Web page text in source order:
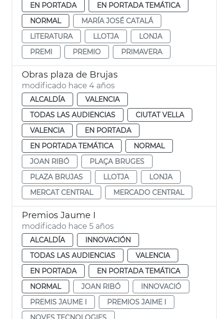
EN PORTADA
EN PORTADA TEMÁTICA
NORMAL
MARÍA JOSÉ CATALÁ
LITERATURA
LLOTJA
LONJA
PREMI
PREMIO PRIMAVERA
Obras plaza de Brujas
modificado hace 4 años
ALCALDÍA
VALENCIA
TODAS LAS AUDIENCIAS
CIUTAT VELLA
VALENCIA
EN PORTADA
EN PORTADA TEMÁTICA
NORMAL
JOAN RIBÓ
PLAÇA BRUGES
PLAZA BRUJAS
LLOTJA
LONJA
MERCAT CENTRAL
MERCADO CENTRAL
Premios Jaume I
modificado hace 5 años
ALCALDÍA
INNOVACIÓN
TODAS LAS AUDIENCIAS
VALENCIA
EN PORTADA
EN PORTADA TEMÁTICA
NORMAL
JOAN RIBÓ
INNOVACIÓ
PREMIS JAUME I
PREMIOS JAIME I